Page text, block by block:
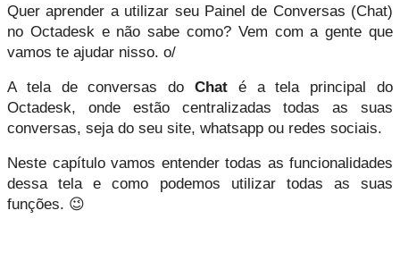
Quer aprender a utilizar seu Painel de Conversas (Chat)
no Octadesk e não sabe como? Vem com a gente que
vamos te ajudar nisso. o/
A tela de conversas do Chat é a tela principal do
Octadesk, onde estão centralizadas todas as suas
conversas, seja do seu site, whatsapp ou redes sociais.
Neste capítulo vamos entender todas as funcionalidades
dessa tela e como podemos utilizar todas as suas
funções. 😉